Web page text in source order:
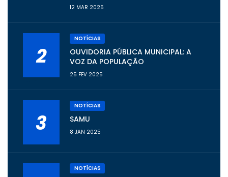
12 MAR 2025
2
NOTÍCIAS
OUVIDORIA PÚBLICA MUNICIPAL: A
VOZ DA POPULAÇÃO
25 FEV 2025
3
NOTÍCIAS
SAMU
8 JAN 2025
NOTÍCIAS